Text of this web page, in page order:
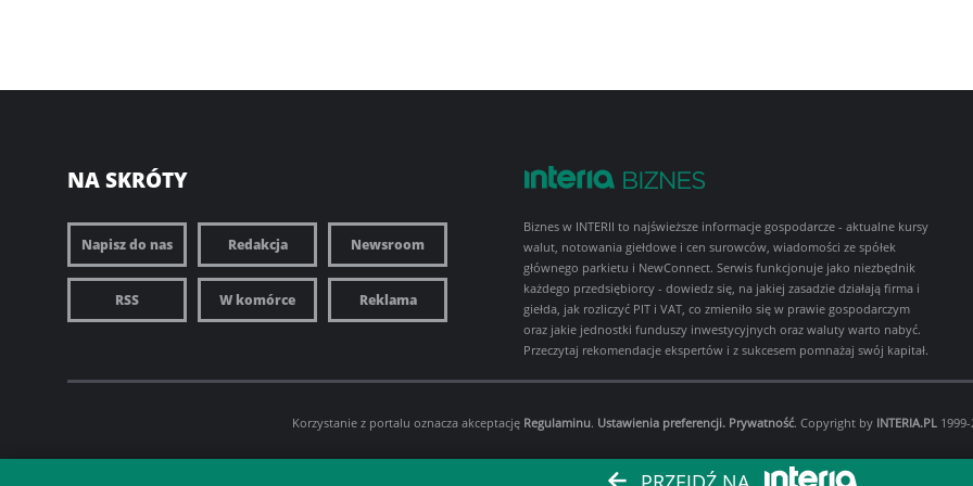
NA SKRÓTY
Napisz do nas Redakcja Newsroom
RSS W komórce Reklama
Biznes w INTERII to najświeższe informacje gospodarcze - aktualne kursy
walut, notowania giełdowe i cen surowców, wiadomości ze spółek
głównego parkietu i NewConnect. Serwis funkcjonuje jako niezbędnik
każdego przedsiębiorcy - dowiedz się, na jakiej zasadzie działają firma i
giełda, jak rozliczyć PIT i VAT, co zmieniło się w prawie gospodarczym
oraz jakie jednostki funduszy inwestycyjnych oraz waluty warto nabyć.
Przeczytaj rekomendacje ekspertów i z sukcesem pomnażaj swój kapitał.
Korzystanie z portalu oznacza akceptację Regulaminu. Ustawienia preferencji. Prywatność. Copyright by INTERIA.PL